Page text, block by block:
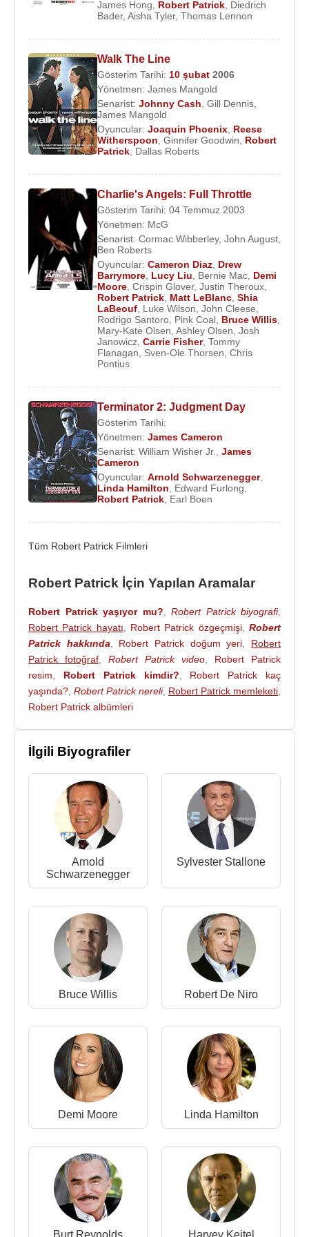
çocuğu vardır. Los Angeles, Kaliforniya'da
Filmleri ve Dizileri:
Oyuncu:
2017 - Eloise (Sinema Filmi)
2015 - Hellions (Corman) (Sinema Filmi)
2014 - The Road Within (Robert) (Sinema Filmi)
2014 - Sonsuz Aşk (Sinema Filmi)
2014 - Scorpion (Agent Gallo) (TV Dizisi)
2014 - Lost After Dark (Mr. C.) (Sinema Filmi)
2014 - Holbrook/Twain: An American Odyssey
(Sinema Filmi)
2014 - From Dusk Till Dawn: The Series(Jacob
Fuller) (TV Dizisi)
2014 - Elçiyi Öldür (Ronny Quail) (Sinema Filmi)
2014 - Ask Me Anything (Doug Kampenfelt)
(Sinema Filmi)
2013 - Lovelace (Sinema Filmi)
2013 - Kimlik Hırsızı (Skiptracer) (Sinema Filmi)
2013 - Jayne Mansfield's Car (Sinema Filmi)
2012 - Trouble with the Curve (Sinema Filmi)
2012 - Suç Çetesi (Max Kennard) (Sinema Filmi)
2012 - Mr. Sophistication (Sterling French) (Sinema
Filmi)
2012 - Last Resort (Master Chief Joseph Prosser)
(TV Dizisi)
2012 - Düşmanı Korurken (Daniel Kiefer) (Sinema
Filmi)
2010 - Newyork'ta Beş Minare (Ajan Baker)
(Sinema Filmi)
2010 - Cain'in Gazabı (Warden Dean) (Sinema
Filmi)
2009 - Özel Kuvvetler (Todd Nixon) (Sinema Filmi)
2009 - The Black Waters of Echo's Pon... (Pete)
(Sinema Filmi)
2009 - Alien Trespass (Vernon) (Sinema Filmi)
2008 - Strange Wilderness (Gus Hayden) (Sinema
Filmi)
2008 - Otopsi (Dr. David Benway) (Sinema Filmi)
2008 - Beni Aya Uçur (Louie-Seslendirme) (Sinema
Filmi)
2007 - Balls of Fury (Sgt. Pete Daytona) (Sinema
2006 - The Unit (Colonel Tom Ryan) (TV Dizisi)
2006 - Firewall (Gary Mitchell) (Sinema Filmi)
2006 - Denizci (Rome) (Sinema Filmi)
2006 - Atalarımızın Bayrakları (Chandler Johnson )
2005 - Sınırları Aşmak (Ray Cash) (Sinema Filmi)
2005 - Hız Tutkusu (Earl Cole) (Sinema Filmi)
2005 Lost (Outlaws adlı bölümünde) (Hibbs) (TV
2005 - Elvis (Vernon Presley)(TV Filmi)
2004 - Ekip 49 (Lenny Richter) (Sinema Filmi)
(TV Dizisi)
2003 - Charlienin Melekleri: Tam Gaz (Ray Carter)
(Sinema Filmi)
2002 - D-Tox (Noah) (Sinema Filmi)
2001 - Çılgın Çocuklar (Mr. Lisp) (Sinema Filmi)
2000 - 2002 - X Files (FBI Ajanı John Doggett) (TV
Dizisi)
2000 - Vahşi Aşk (Cole) (Sinema Filmi)
1999 - Günbatımından Şafağa 2 (Buck) (Sinema
Filmi)
1998 - Ambushed (Shannon Herrold) (Sinema
Filmi)
James Hong Robert Patrick Diedrich
Bader, Aisha Tyler, Thomas Lennon
Walk The Line
Gösterim Tarihi: 10 şubat 2006
Yönetmen: James Mangold
Senarist: Johnny Cash Gill Dennis
James Mangold
Oyuncular: Joaquin Phoenix Reese
Witherspoon Ginnifer Goodwin
Robert
Patrick Dallas Roberts
Charlie's Angels: Full Throttle
Gösterim Tarihi: 04 Temmuz 2003
Yönetmen: McG
Senarist: Cormac Wibberley, John August
Ben Roberts
Oyuncular: Cameron Diaz Drew
Barrymore Lucy Liu Bernie Mac Demi
Moore Crispin Glover, Justin Theroux
Robert Patrick Matt LeBlanc Shia
LaBeouf Luke Wilson John Cleese
Rodrigo Santoro Pink Coal Bruce Willis
Mary-Kate Olsen Ashley Olsen Josh
Janowicz Carrie Fisher, Tommy
Flanagan
Sven-Ole Thorsen Chris
Pontius
Terminator 2: Judgment Day
Gösterim Tarihi:
Yönetmen: James Cameron
Senarist: William Wisher Jr.
James
Cameron
Oyuncular: Arnold Schwarzenegger,
Linda Hamilton
Edward Furlong
Robert Patrick Earl Boen
Tüm Robert Patrick Filmleri
Robert Patrick İçin Yapılan Aramalar
Robert Patrick yaşıyor mu? Robert Patrick biyografi,
Robert Patrick hayatı
Robert Patrick özgeçmişi,Robert
Patrick hakkında
Robert Patrick doğum yeri
Robert
Patrick fotoğraf
Robert Patrick video
Robert Patrick
resim
Robert Patrick kimdir?
Robert Patrick kaç
yaşında? Robert Patrick nereli, Robert Patrick memleketi
Robert Patrick albümleri
İlgili Biyografiler
Arnold
Schwarzenegger
Sylvester Stallone
Bruce Willis Robert De Niro
Demi Moore Linda Hamilton
Burt Reynolds Harvey Keitel